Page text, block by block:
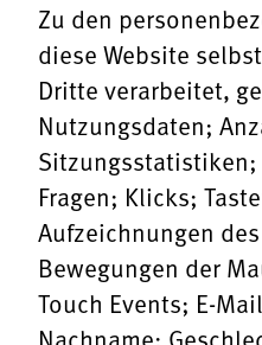
Zu den
diese Website
Dritte verarbeitet,
Nutzungsdaten;
Fragen; Klicks;
Aufzeichnungen
Bewegungen der
Touch Events; E-